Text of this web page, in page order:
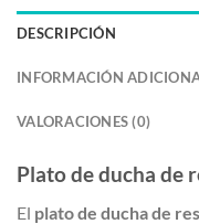
DESCRIPCIÓN
INFORMACIÓN
VALORACIONES (0)
Plato de ducha de
El plato de ducha de